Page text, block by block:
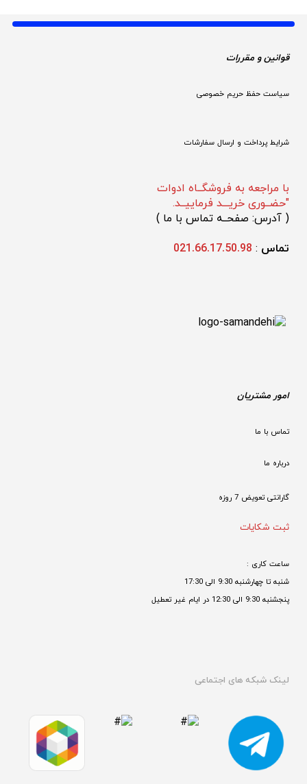
قوانین و مقررات
سیاست حفظ حریم خصوصی
شرایط پرداخت و ارسال سفارشات
با مراجعه به فروشگــاه ادوات
"حضــوری خریـــد فرماییــد.
( آدرس: صفحــه تماس با ما )
تماس :
021.66.17.50.98
امور مشتریان
تماس با ما
درباره ما
گارانتی تعویض 7 روزه
ثبت شکایات
ساعت کاری :
شنبه تا چهارشنبه 9:30 الی 17:30
پنجشنبه 9:30 الی 12:30 در ایام غیر تعطیل
لینک شبکه های اجتماعی